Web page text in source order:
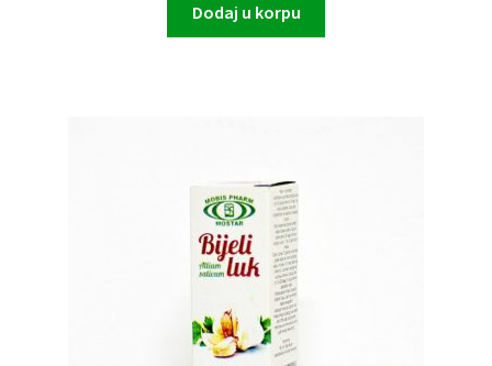
Dodaj u korpu